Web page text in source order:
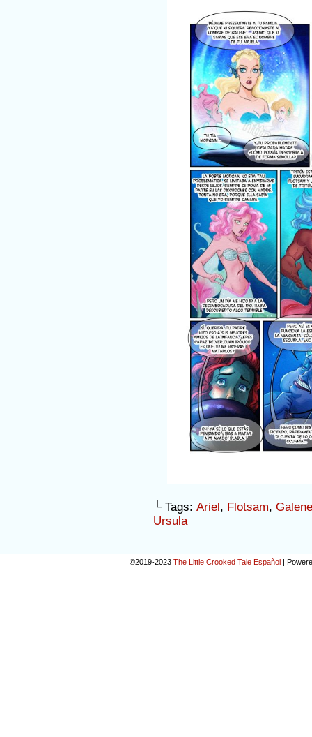
└ Tags: Ariel , Flotsam, Galene
Ursula
©2019-2023 The Little Crooked Tale Español